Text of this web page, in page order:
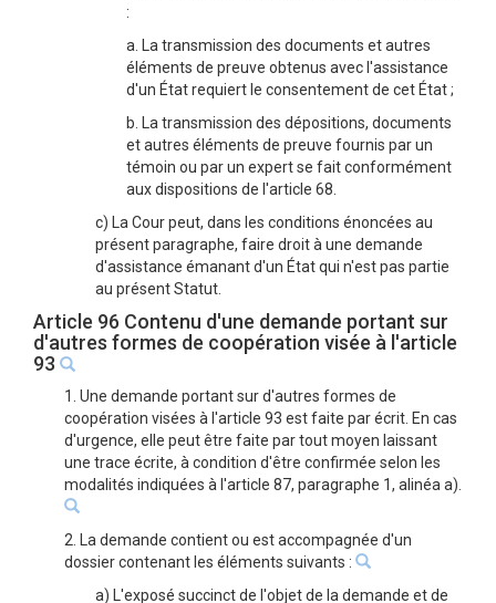
:
a. La transmission des documents et autres
éléments de preuve obtenus avec l'assistance
d'un État requiert le consentement de cet État ;
b. La transmission des dépositions, documents
et autres éléments de preuve fournis par un
témoin ou par un expert se fait conformément
aux dispositions de l'article 68.
c) La Cour peut, dans les conditions énoncées au
présent paragraphe, faire droit à une demande
d'assistance émanant d'un État qui n'est pas partie
au présent Statut.
Article 96 Contenu d'une demande portant sur
d'autres formes de coopération visée à l'article
93
1. Une demande portant sur d'autres formes de
coopération visées à l'article 93 est faite par écrit. En cas
d'urgence, elle peut être faite par tout moyen laissant
une trace écrite, à condition d'être confirmée selon les
modalités indiquées à l'article 87, paragraphe 1, alinéa a).
2. La demande contient ou est accompagnée d'un
dossier contenant les éléments suivants :
a) L'exposé succinct de l'objet de la demande et de